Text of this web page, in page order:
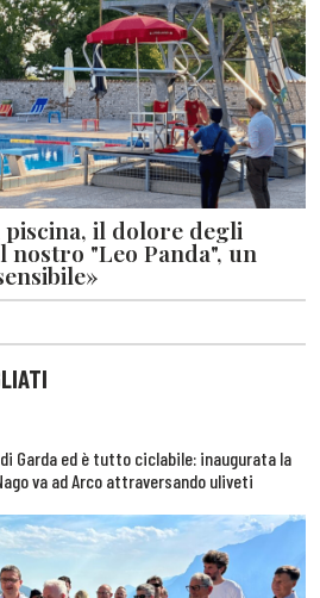
il dolore degli
"Leo Panda", un
Garda ed è tutto ciclabile: inaugurata la
va ad Arco attraversando uliveti